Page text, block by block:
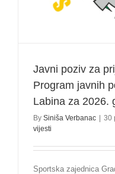
Javni poziv za
Program javnih
Labina za 2026.
By Siniša Verbanac | 30
vijesti
Sportska zajednica